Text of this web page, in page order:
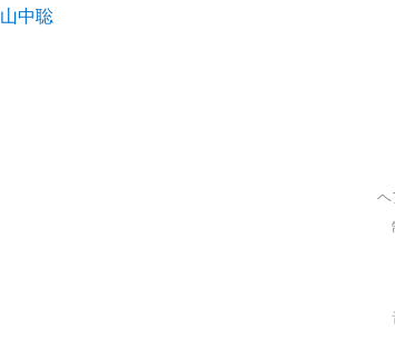
山中聡
ヘ